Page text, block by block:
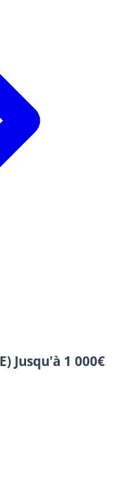
Jusqu'à 1 000€